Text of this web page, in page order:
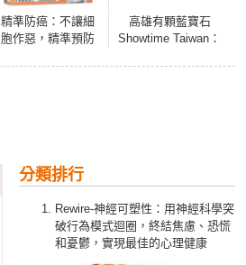
精準防癌：不讓細
胞作惡，精準預防
高雄有顆藍寶石
Showtime Taiwan：
分類排行
Rewire-神經可塑性：用神經科學突
破行為模式迴圈，終結焦慮、恐慌
和憂鬱，實現最佳的心理健康